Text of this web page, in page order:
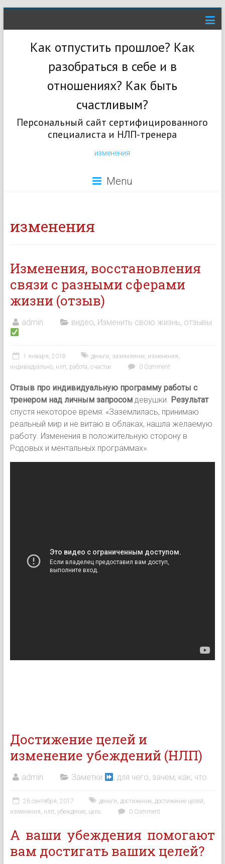
Как отпустить прошлое? Как
разобраться в себе и в
отношениях? Как быть
счастливым?
Персональный сайт сертифицированного
специалиста и НЛП-тренера
изменения
Menu
изменения
Изменения, восстановления
связи с разными сферами
жизни (отзыв)
admin видео, Изменить свою жизнь, отзывы
1 января, 2018 деньги, заземление, изменения,
индивидуально, нлп, работа, счастье 0 Comment
Отзыв про индивидуальную программу работы с
тренером над личным запросомдевушки. Результат
спустя некоторое время: «Заземлилась, принимаю
реальный мир и не витаю в облаках, нашла желаемую
работу. Изменения в положительную сторону в
Родовых и ментальных программах».
Достижение целей и
изменение убеждений (НЛП)
admin Заметки , для чего, зачем, как, что
26 сентября, 2017 деньги, достижение, достижение целей,
изменения, нлп, убеждение, цель 0 Comment
А ваши убеждения помогают
вам достигать ваших целей?